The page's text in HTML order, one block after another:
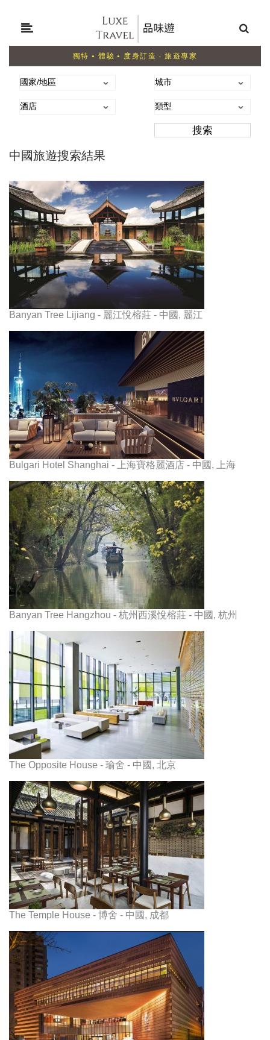
獨特 • 體驗 • 度身訂造 - 旅遊專家
中國旅遊搜索結果
Banyan Tree Lijiang - 麗江悅榕莊 - 中國, 麗江
Bulgari Hotel Shanghai - 上海寶格麗酒店 - 中國, 上海
Banyan Tree Hangzhou - 杭州西溪悅榕莊 - 中國, 杭州
The Opposite House - 瑜舍 - 中國, 北京
The Temple House - 博舍 - 中國, 成都